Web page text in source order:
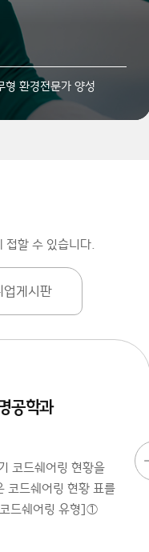
래를 짊어질 환경전문인
을 바탕으로 다양한
형 환경전문가 양성
접할 수 있습니다.
업게시판
공학과
코드쉐어링 현황을
코드쉐어링 현황 표를
드쉐어링 유형]①